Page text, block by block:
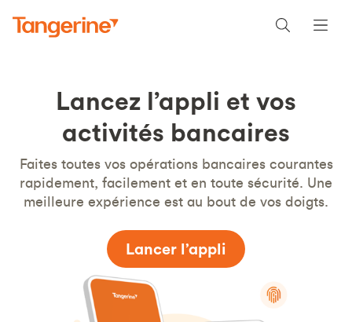
Lancez l’appli et vos
activités bancaires
Faites toutes vos opérations bancaires courantes
rapidement, facilement et en toute sécurité. Une
meilleure expérience est au bout de vos doigts.
Lancer l’appli